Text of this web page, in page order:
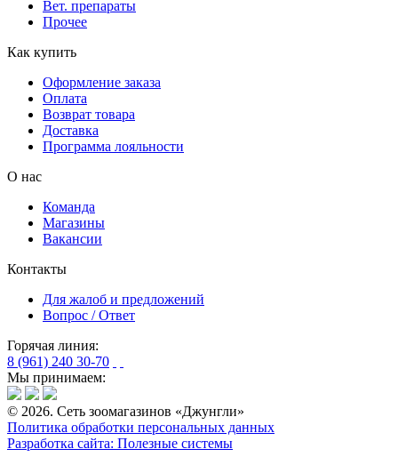
Вет. препараты
Прочее
Как купить
Оформление заказа
Оплата
Возврат товара
Доставка
Программа лояльности
О нас
Команда
Магазины
Вакансии
Контакты
Для жалоб и предложений
Вопрос / Ответ
Горячая линия:
8 (961) 240 30-70
Мы принимаем:
© 2026. Сеть зоомагазинов «Джунгли»
Политика обработки персональных данных
Разработка сайта: Полезные системы